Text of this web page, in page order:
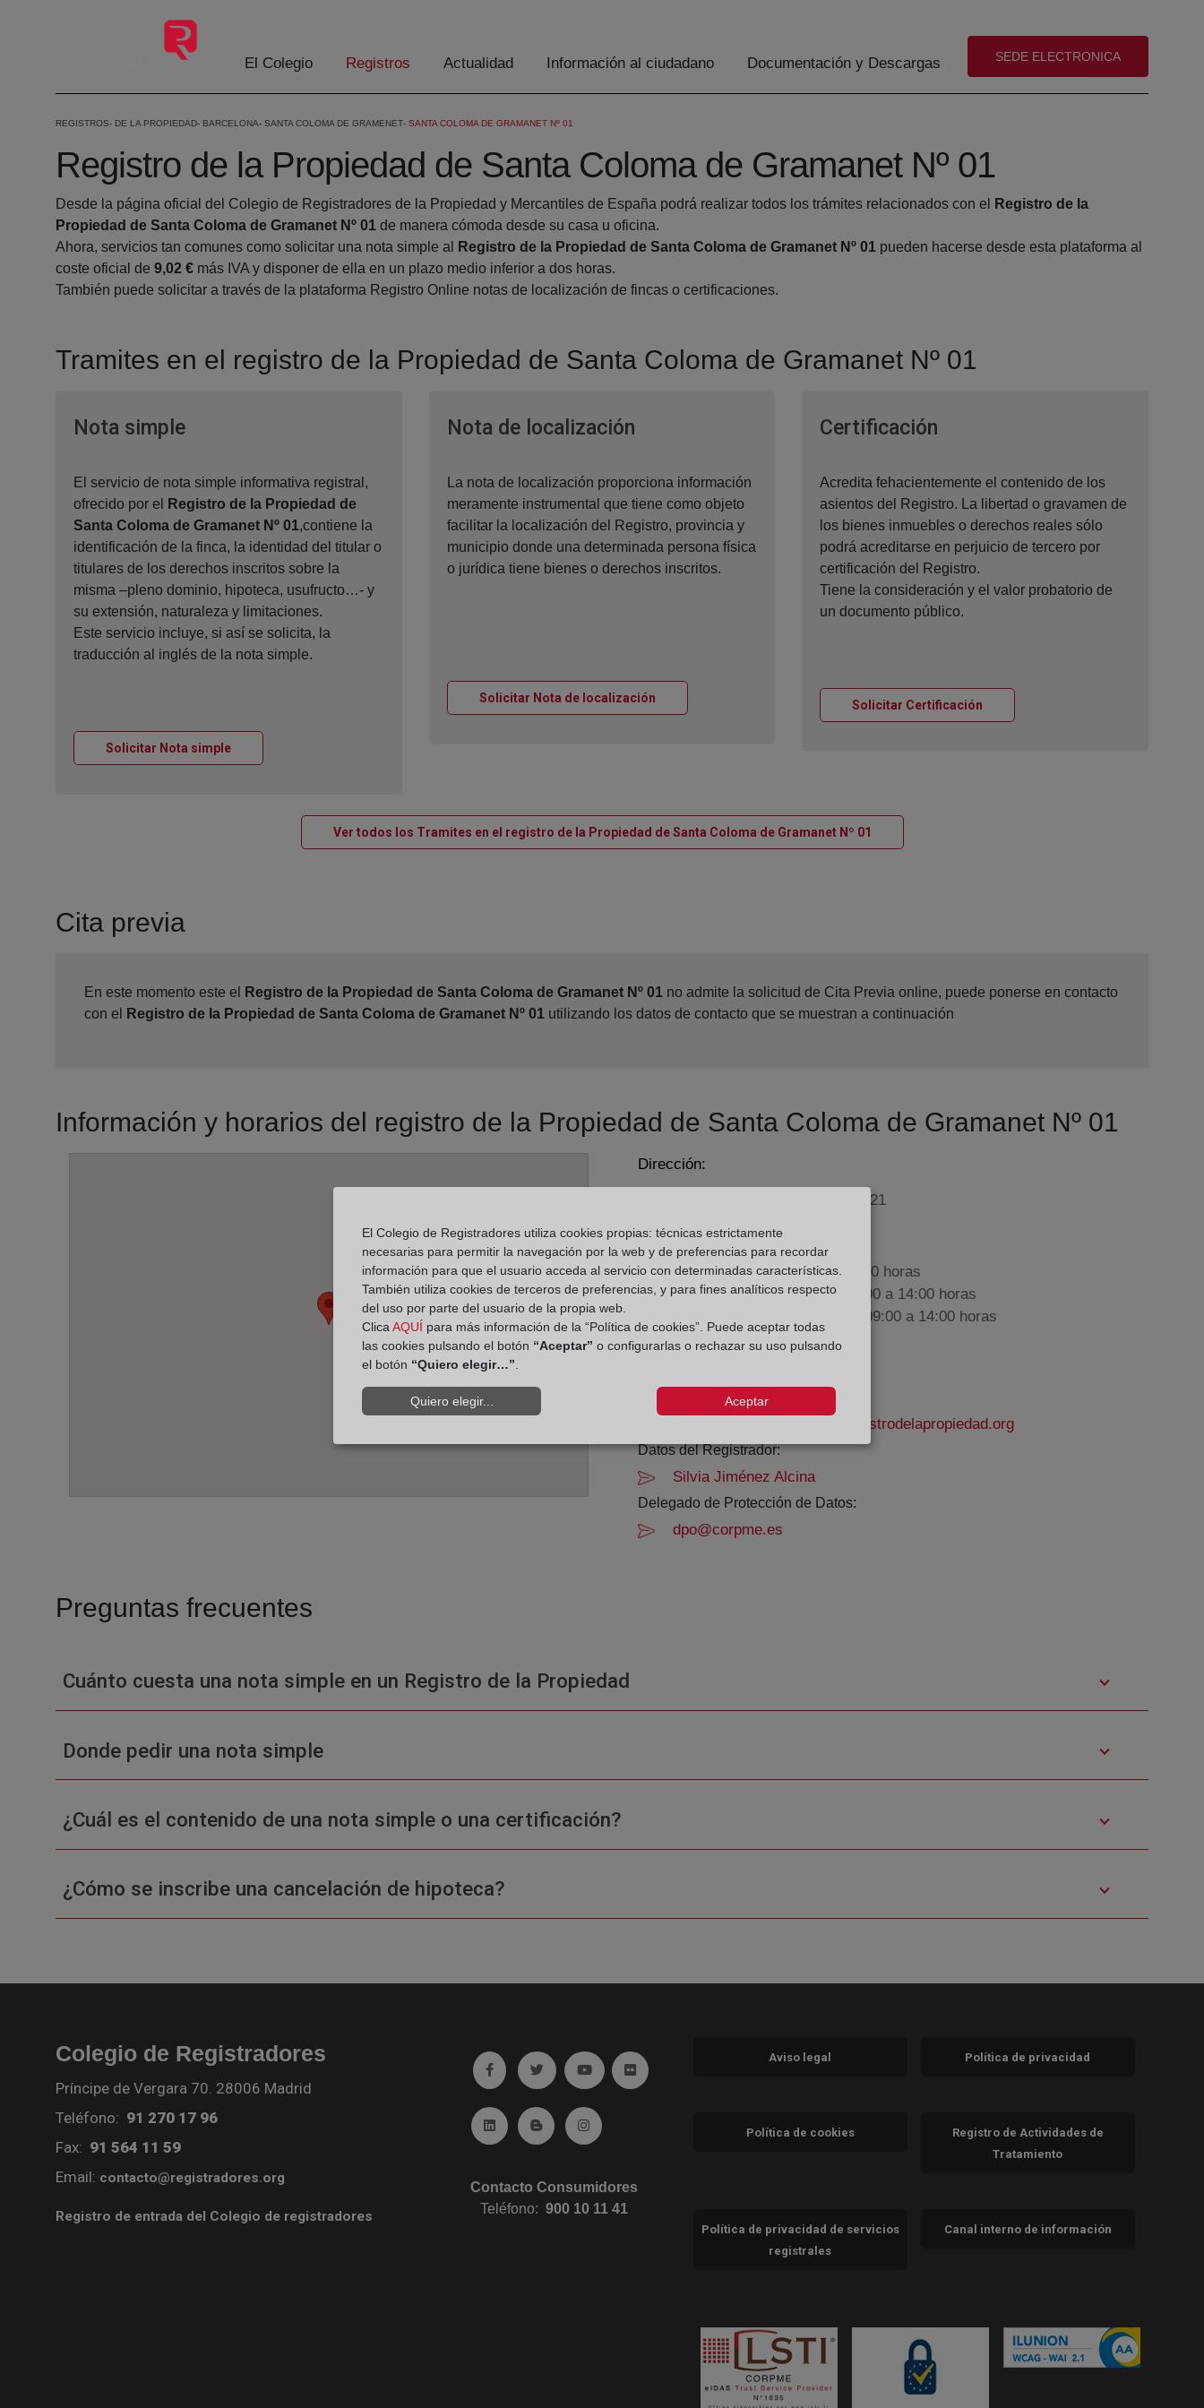
Saltar al contenido principal
El Colegio Registros Actualidad Información al ciudadano Documentación y Descargas (abre en nueva ventana)
SEDE ELECTRONICA
REGISTROS DE LA PROPIEDAD BARCELONA SANTA COLOMA DE GRAMENET SANTA COLOMA DE GRAMANET Nº 01
Registro de la Propiedad de Santa Coloma de Gramanet Nº 01
Desde la página oficial del Colegio de Registradores de la Propiedad y Mercantiles de España podrá realizar todos los trámites relacionados con el
Registro de la
Propiedad de Santa Coloma de Gramanet Nº 01 de manera cómoda desde su casa u oficina.
Ahora, servicios tan comunes como solicitar una nota simple al
Registro de la Propiedad de Santa Coloma de Gramanet Nº 01 pueden hacerse desde esta plataforma al
coste oficial de 9,02 € más IVA y disponer de ella en un plazo medio inferior a dos horas.
También puede solicitar a través de la plataforma Registro Online notas de localización de fincas o certificaciones.
Tramites en el registro de la Propiedad de Santa Coloma de Gramanet Nº 01
Nota simpleVentana nueva
El servicio de nota simple informativa registral,
ofrecido por el
Registro de la Propiedad de
Santa Coloma de Gramanet Nº 01,contiene la
identificación de la finca, la identidad del titular o
titulares de los derechos inscritos sobre la
misma –pleno dominio, hipoteca, usufructo…- y
su extensión, naturaleza y limitaciones.
Este servicio incluye, si así se solicita, la
traducción al inglés de la nota simple.
Solicitar Nota simpleVentana nueva
Nota de localizaciónVentana nueva
La nota de localización proporciona información
meramente instrumental que tiene como objeto
facilitar la localización del Registro, provincia y
municipio donde una determinada persona física
o jurídica tiene bienes o derechos inscritos.
Solicitar Nota de localizaciónVentana nueva
Certificación
Acredita fehacientemente el contenido de los
asientos del Registro. La libertad o gravamen de
los bienes inmuebles o derechos reales sólo
podrá acreditarse en perjuicio de tercero por
certificación del Registro.
Tiene la consideración y el valor probatorio de
un documento público.
Solicitar Certificación
Ver todos los Tramites en el registro de la Propiedad de Santa Coloma de Gramanet Nº 01
Cita previa
En este momento este el Registro de la Propiedad de Santa Coloma de Gramanet Nº 01 no admite la solicitud de Cita Previa online, puede ponerse en contacto
con el
Registro de la Propiedad de Santa Coloma de Gramanet Nº 01 utilizando los datos de contacto que se muestran a continuación
Información y horarios del registro de la Propiedad de Santa Coloma de Gramanet Nº 01
Dirección:
Paseo de Lorenzo Serra, 4 - 2º, 8921
Horario:
De lunes a viernes de 09:00 a 17:00 horas
Agosto: De lunes a viernes de 09:00 a 14:00 horas
Los días 24 y 31 de diciembre de 09:00 a 14:00 horas
(93) 466 07 22
santacolomagramanet1@registrodelapropiedad.org
Datos del Registrador:
Silvia Jiménez Alcina
Delegado de Protección de Datos:
dpo@corpme.es
Preguntas frecuentes
Cuánto cuesta una nota simple en un Registro de la Propiedad
Donde pedir una nota simple
¿Cuál es el contenido de una nota simple o una certificación?
¿Cómo se inscribe una cancelación de hipoteca?
Colegio de Registradores
Príncipe de Vergara 70. 28006 Madrid
Teléfono: 91 270 17 96
Fax: 91 564 11 59
Email: contacto@registradores.org
Registro de entrada del Colegio de registradores
Ir a facebook (abre en ventana nueva)
Ir a twitter (abre en ventana nueva)
Ir a YouTube (abre en ventana nueva)
Ir a Flickr (abre en ventana nueva)
Ir a Linkedin (abre en ventana nueva)
Ir al Blog (abre en ventana nueva)
Ir a Instagram (abre en ventana nueva)
Contacto Consumidores
Teléfono:900 10 11 41
Aviso legal Política de privacidad
Política de cookies
Registro de Actividades de
Tratamiento
Política de privacidad de servicios
registrales
Canal interno de información
El Colegio de Registradores utiliza cookies propias: técnicas estrictamente
necesarias para permitir la navegación por la web y de preferencias para recordar
información para que el usuario acceda al servicio con determinadas características.
También utiliza cookies de terceros de preferencias, y para fines analíticos respecto
del uso por parte del usuario de la propia web.
ClicaAQUÍ para más información de la “Política de cookies”. Puede aceptar todas
las cookies pulsando el botón “Aceptar” o configurarlas o rechazar su uso pulsando
el botón “Quiero elegir…”.
Quiero elegir... Aceptar